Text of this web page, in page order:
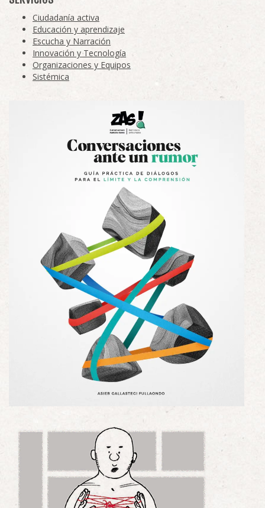
Ciudadanía activa
Educación y aprendizaje
Escucha y Narración
Innovación y Tecnología
Organizaciones y Equipos
Sistémica